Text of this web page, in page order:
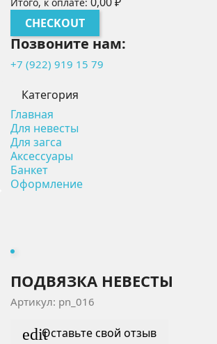
CHECKOUT
Позвоните нам:
+7 (922) 919 15 79
Категория
Главная
Для невесты
Для загса
Аксессуары
Банкет
Оформление
ПОДВЯЗКА НЕВЕСТЫ
Артикул: pn_016
editОставьте свой отзыв